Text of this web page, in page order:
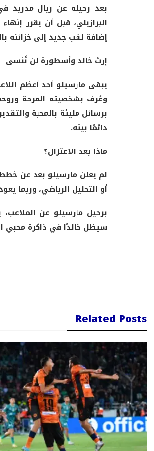
البرازيلي، قبل أن يقرر
إضافة لقب جديد إلى خزائنه
إرث خالد وأسطورة لن تُنسى
يبقى مارسيلو أحد أعظم
وعُرف بشخصيته المرحة
برسائل مليئة بالمحبة
دائمًا بيته.
ماذا بعد الاعتزال؟
لم يعلن مارسيلو بعد عن
أو التحليل الرياضي، وربما
برحيل مارسيلو عن
سيظل خالدًا في ذاكرة محبي
Related Posts